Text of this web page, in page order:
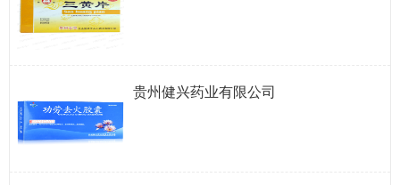
贵州健兴药业有限公司